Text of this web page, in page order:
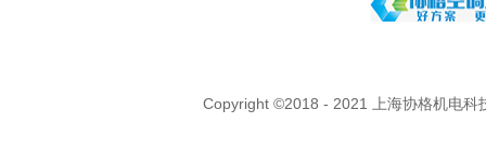
Copyright ©2018 - 2021 上海协格机电